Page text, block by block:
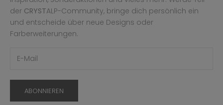
der CRYSTALP-Community, bringe dich persönlich ein
und entscheide über neue Designs oder
Farberweiterungen.
ABONNIEREN